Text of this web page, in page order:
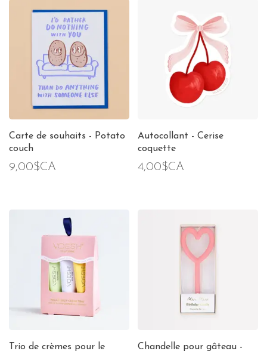
Carte de souhaits - Potato
couch
9,00$CA
Autocollant - Cerise
coquette
4,00$CA
Trio de crèmes pour le
Chandelle pour gâteau -